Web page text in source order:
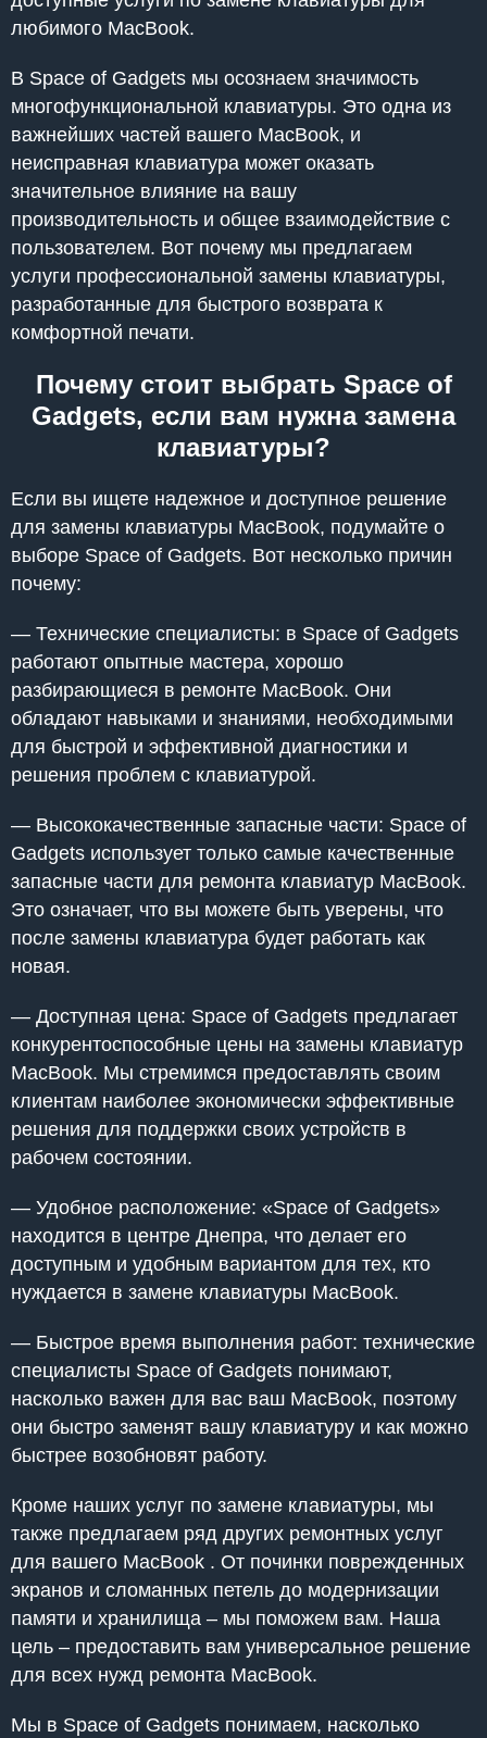
любимого MacBook.
В Space of Gadgets мы осознаем значимость
многофункциональной клавиатуры. Это одна из
важнейших частей вашего MacBook, и
неисправная клавиатура может оказать
значительное влияние на вашу
производительность и общее взаимодействие с
пользователем. Вот почему мы предлагаем
услуги профессиональной замены клавиатуры,
разработанные для быстрого возврата к
комфортной печати.
Почему стоит выбрать Space of
Gadgets, если вам нужна замена
клавиатуры?
Если вы ищете надежное и доступное решение
для замены клавиатуры MacBook, подумайте о
выборе Space of Gadgets. Вот несколько причин
почему:
— Технические специалисты: в Space of Gadgets
работают опытные мастера, хорошо
разбирающиеся в ремонте MacBook. Они
обладают навыками и знаниями, необходимыми
для быстрой и эффективной диагностики и
решения проблем с клавиатурой.
— Высококачественные запасные части: Space of
Gadgets использует только самые качественные
запасные части для ремонта клавиатур MacBook.
Это означает, что вы можете быть уверены, что
после замены клавиатура будет работать как
новая.
— Доступная цена: Space of Gadgets предлагает
конкурентоспособные цены на замены клавиатур
MacBook. Мы стремимся предоставлять своим
клиентам наиболее экономически эффективные
решения для поддержки своих устройств в
рабочем состоянии.
— Удобное расположение: «Space of Gadgets»
находится в центре Днепра, что делает его
доступным и удобным вариантом для тех, кто
нуждается в замене клавиатуры MacBook.
— Быстрое время выполнения работ: технические
специалисты Space of Gadgets понимают,
насколько важен для вас ваш MacBook, поэтому
они быстро заменят вашу клавиатуру и как можно
быстрее возобновят работу.
Кроме наших услуг по замене клавиатуры, мы
также предлагаем ряд других ремонтных услуг
для вашего MacBook . От починки поврежденных
экранов и сломанных петель до модернизации
памяти и хранилища – мы поможем вам. Наша
цель – предоставить вам универсальное решение
для всех нужд ремонта MacBook.
Мы в Space of Gadgets понимаем, насколько